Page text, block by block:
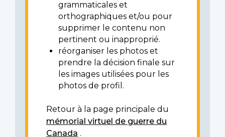
grammaticales et
orthographiques et/ou pour
supprimer le contenu non
pertinent ou inapproprié.
réorganiser les photos et
prendre la décision finale sur
les images utilisées pour les
photos de profil.
Retour à la page principale du
mémorial virtuel de guerre du
Canada .